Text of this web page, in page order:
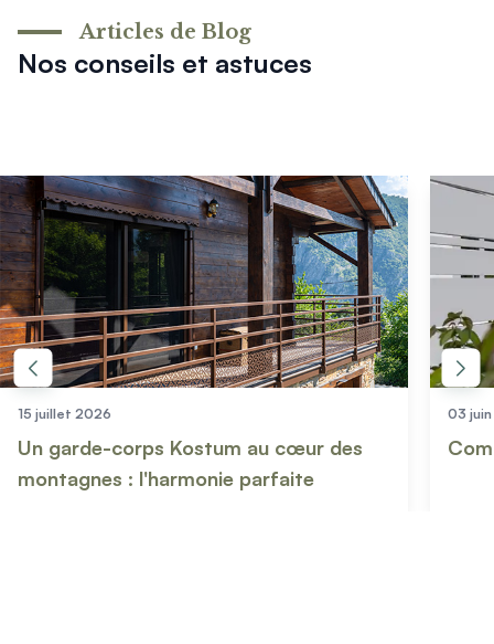
Nos conseils et astuces
Articles de Blog
15 juillet 2026
Un garde-corps Kostum au cœur des
montagnes : l'harmonie parfaite
03